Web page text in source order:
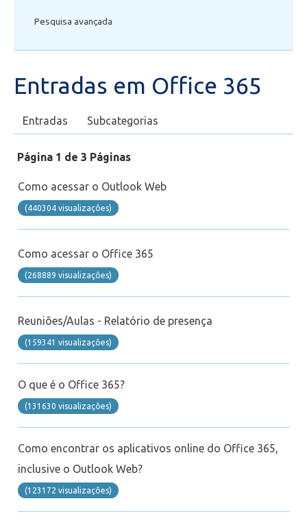
Secretaria de Administração Escolar - SAE
Wifi
EAD
Videoconferência
Telefonia
Office 365
Microsoft Teams
Outlook Web
Intercâmbio
Fluig
Pesquisa avançada
Entradas em Office 365
Entradas Subcategorias
Página 1 de 3 Páginas
Como acessar o Outlook Web
(440304 visualizaçôes)
Como acessar o Office 365
(268889 visualizaçôes)
Reuniões/Aulas - Relatório de presença
(159341 visualizaçôes)
O que é o Office 365?
(131630 visualizaçôes)
Como encontrar os aplicativos online do Office 365,
inclusive o Outlook Web?
(123172 visualizaçôes)